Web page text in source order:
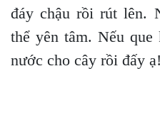
đáy chậu rồi rút lên.
thể yên tâm. Nếu
nước cho cây rồi đấy ạ!